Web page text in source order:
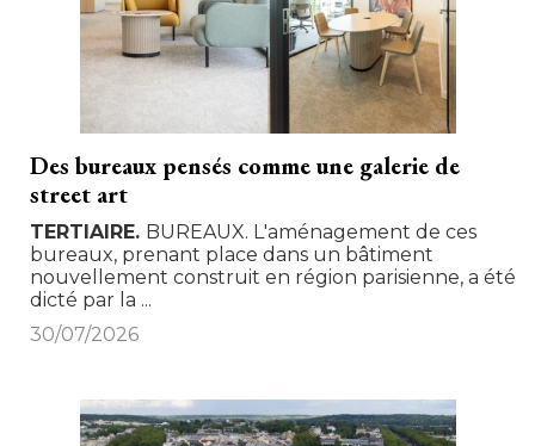
Des bureaux pensés comme une galerie de
street art
TERTIAIRE BUREAUX. L'aménagement de ces
bureaux, prenant place dans un bâtiment
nouvellement construit en région parisienne, a été
dicté par la ...
30/07/2026